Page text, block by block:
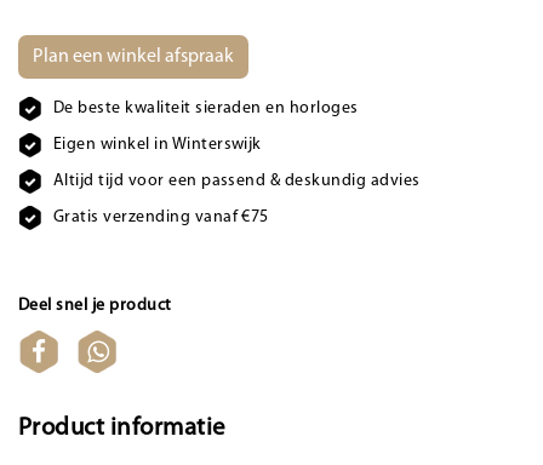
Plan een winkel afspraak
De beste kwaliteit sieraden en horloges
Eigen winkel in Winterswijk
Altijd tijd voor een passend & deskundig advies
Gratis verzending vanaf €75
Deel snel je product
Product informatie